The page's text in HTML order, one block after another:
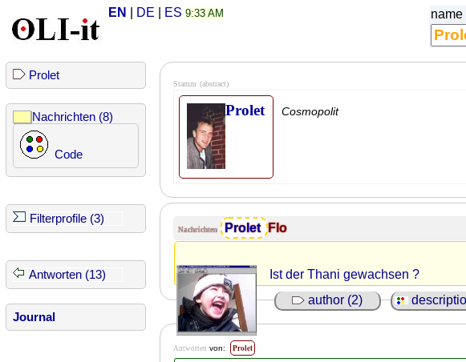
name
EN DE ES 9:33 AM
Prolet
Nachrichten (8)
Code
Filterprofile (3)
Antworten (13)
Journal
Stamm (abstract)
Prolet Cosmopolit
Nachrichten Prolet Flo
Ist der Thani gewachsen ?
author (2)
Antworten von: Prolet